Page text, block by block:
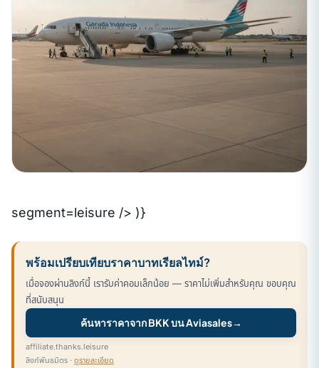
segment=leisure /> )}
พร้อมเปรียบเทียบราคาบาทเรียลไทม์?
เมื่อจองผ่านลิงก์นี้ เรารับค่าคอมเล็กน้อย — ราคาไม่เพิ่มสำหรับคุณ ขอบคุณ
ที่สนับสนุน
ค้นหาราคาจาก BKK บน Aviasales→
affiliate.thanks.leisure
ลิงก์พันธมิตร · ดูรายละเอียด